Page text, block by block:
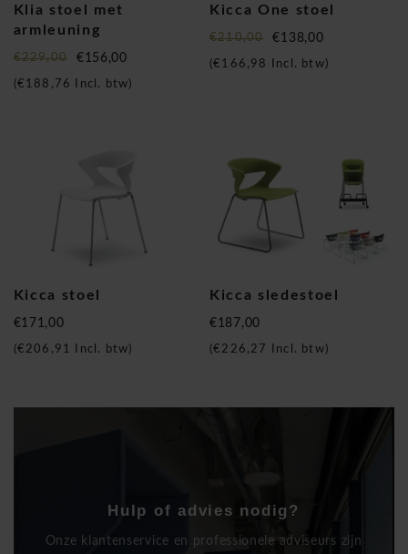
Klia stoel met
armleuning
€229,00 €156,00
€188,76 Incl. btw)
Kicca One stoel
€210,00 €138,00
(€166,98 Incl. btw)
Kicca stoel
€171,00
(€206,91 Incl. btw)
Kicca sledestoel
€187,00
(€226,27 Incl. btw)
Hulp of advies nodig?
Onze klantenservice en professionele adviseurs zijn